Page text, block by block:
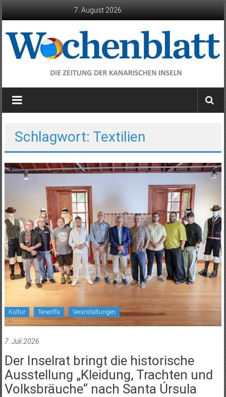
7. August 2026
Wochenblatt
die
Kanarischen
Inseln
Schlagwort: Textilien
Kultur Teneriffa Veranstaltungen
7. Juli 2026
Der Inselrat bringt die historische
Ausstellung „Kleidung, Trachten und
Volksbräuche“ nach Santa Úrsula